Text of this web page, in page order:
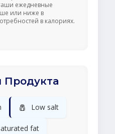
ежедневные
или ниже в
в калориях.
Продукта
🧂 Low salt
fat